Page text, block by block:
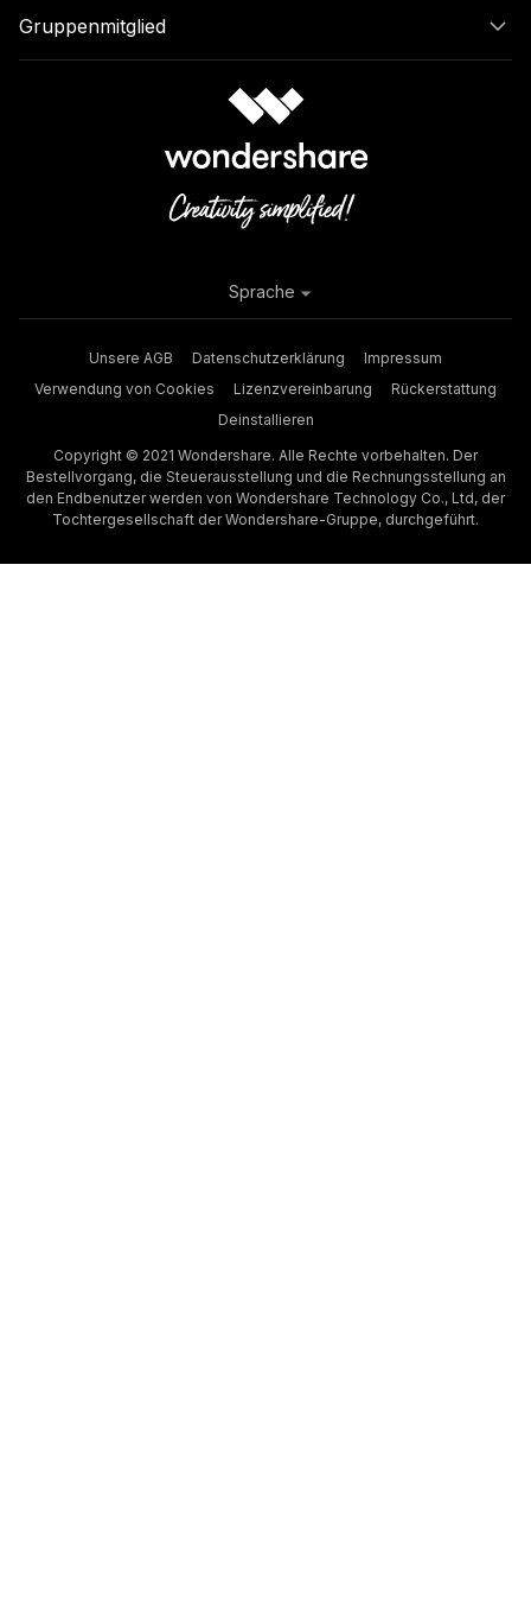
Gruppenmitglied
Unsere AGB Datenschutzerklärung
Impressum
Verwendung von Cookies
Lizenzvereinbarung
Rückerstattung
Deinstallieren
Copyright © 2021 Wondershare. Alle Rechte vorbehalten. Der
Bestellvorgang, die Steuerausstellung und die Rechnungsstellung an
den Endbenutzer werden von Wondershare Technology Co., Ltd, der
Tochtergesellschaft der Wondershare-Gruppe, durchgeführt.
Sprache